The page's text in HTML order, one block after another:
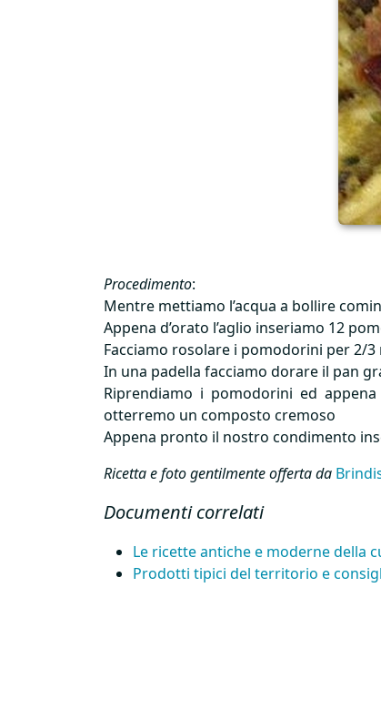
Procedimento:
Mentre mettiamo l’acqua a bollire
Appena d’orato l’aglio inseriamo 12
Facciamo rosolare i pomodorini per 2/
In una padella facciamo dorare il pan
Riprendiamo i pomodorini ed
otterremo un composto cremoso
Appena pronto il nostro condimento
Ricetta e foto gentilmente offerta da
Documenti correlati
Le ricette antiche e moderne della
Prodotti tipici del territorio e